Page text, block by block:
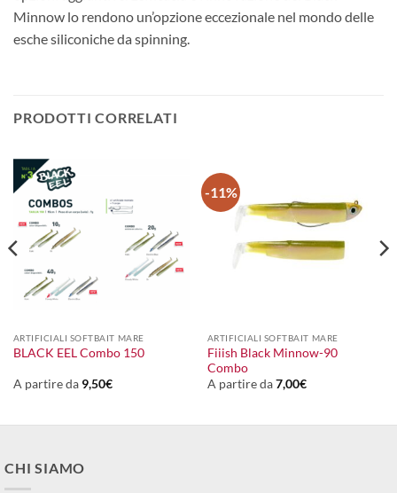
Minnow lo rendono un’opzione eccezionale nel mondo delle
esche siliconiche da spinning.
PRODOTTI CORRELATI
ARTIFICIALI SOFTBAIT MARE
BLACK EEL Combo 150
A partire da 9,50€
-11%
ARTIFICIALI SOFTBAIT MARE
Fiiish Black Minnow-90
Combo
A partire da7,00€
CHI SIAMO